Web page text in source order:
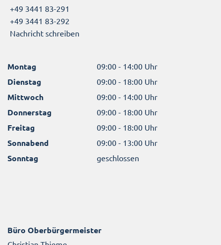
+49 3441 83-291
+49 3441 83-292
Nachricht schreiben
Montag 09:00 - 14:00 Uhr
Dienstag 09:00 - 18:00 Uhr
Mittwoch 09:00 - 14:00 Uhr
Donnerstag 09:00 - 18:00 Uhr
Freitag 09:00 - 18:00 Uhr
Sonnabend 09:00 - 13:00 Uhr
Sonntag geschlossen
Büro Oberbürgermeister